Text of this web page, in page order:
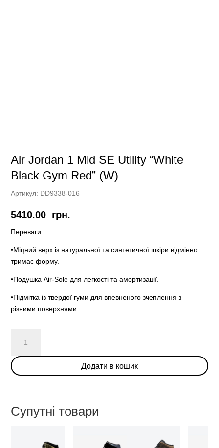
Air Jordan 1 Mid SE Utility “White
Black Gym Red” (W)
Артикул: DD9338-016
5410.00 грн.
Переваги
•Міцний верх із натуральної та синтетичної шкіри відмінно
тримає форму.
•Подушка Air-Sole для легкості та амортизації.
•Підмітка із твердої гуми для впевненого зчеплення з
різними поверхнями.
Jordan
1
Mid
Black
Додати в кошик
Супутні товари